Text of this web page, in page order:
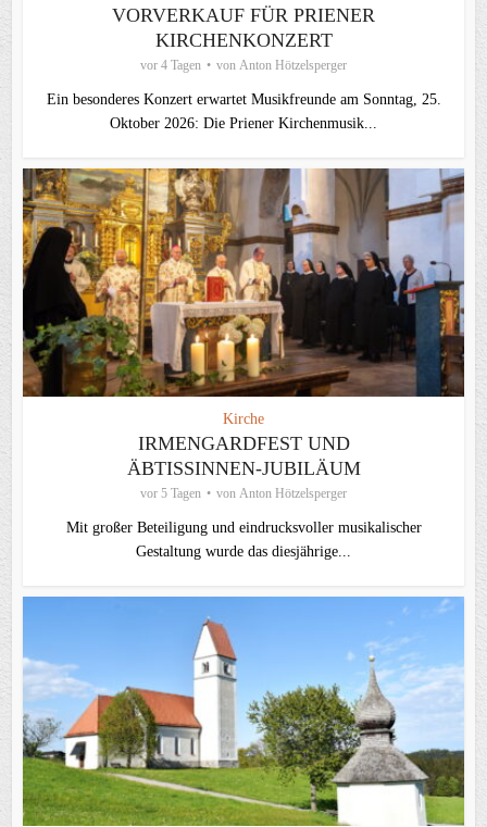
VORVERKAUF FÜR PRIENER
KIRCHENKONZERT
vor 4 Tagen von Anton Hötzelsperger
Ein besonderes Konzert erwartet Musikfreunde am Sonntag, 25.
Oktober 2026: Die Priener Kirchenmusik...
Kirche
IRMENGARDFEST UND
ÄBTISSINNEN-JUBILÄUM
vor 5 Tagen von Anton Hötzelsperger
Mit großer Beteiligung und eindrucksvoller musikalischer
Gestaltung wurde das diesjährige...